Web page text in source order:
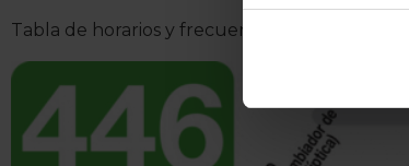
Recopilar
La publicidad
Tabla de horarios y frecuencias de paso